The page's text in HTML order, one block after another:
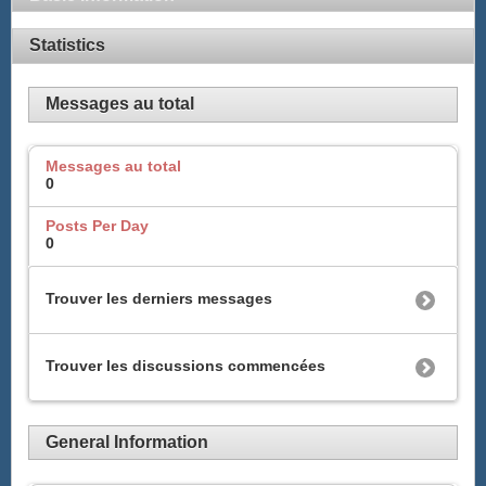
Statistics
Messages au total
Messages au total
0
Posts Per Day
0
Trouver les derniers messages
Trouver les discussions commencées
General Information